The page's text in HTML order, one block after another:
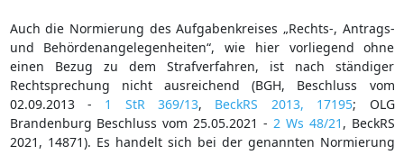
Auch die Normierung des Aufgabenkreises „Rechts-, Antrags-
und Behördenangelegenheiten“, wie hier vorliegend ohne
einen Bezug zu dem Strafverfahren, ist nach ständiger
Rechtsprechung nicht ausreichend (BGH, Beschluss vom
02.09.2013 - 1 StR 369/13, BeckRS 2013, 17195; OLG
Brandenburg Beschluss vom 25.05.2021 - 2 Ws 48/21 , BeckRS
2021, 14871). Es handelt sich bei der genannten Normierung